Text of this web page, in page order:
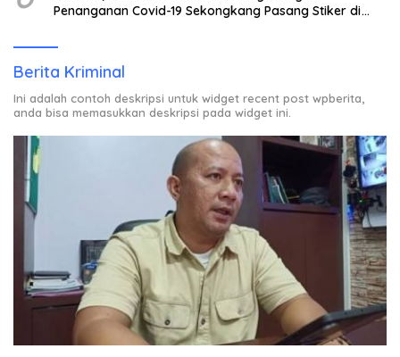
Penanganan Covid-19 Sekongkang Pasang Stiker di
Berita Kriminal
Ini adalah contoh deskripsi untuk widget recent post wpberita,
anda bisa memasukkan deskripsi pada widget ini.